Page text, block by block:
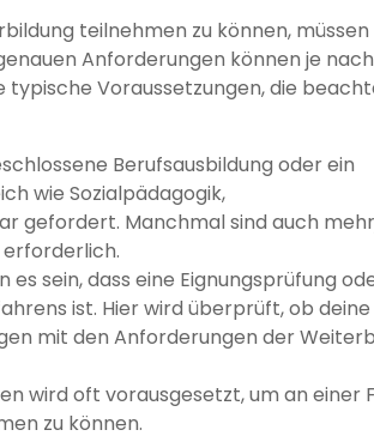
teilnehmen zu können, müssen
Anforderungen können je nach
typische Voraussetzungen, die
Berufsausbildung oder ein
wie Sozialpädagogik,
gefordert. Manchmal sind auch
es sein, dass eine Eignungsprüfung
ist. Hier wird überprüft, ob deine
mit den Anforderungen der
wird oft vorausgesetzt, um an einer
zu können.